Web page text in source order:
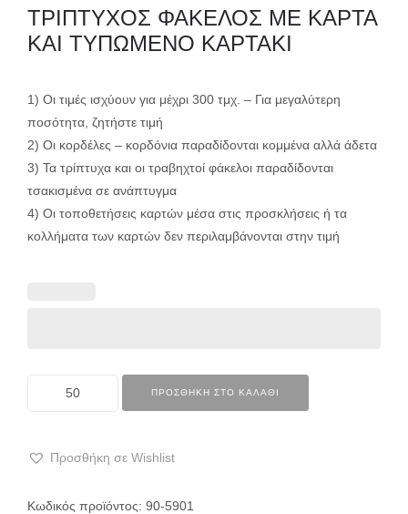
ΤΡΙΠΤΥΧΟΣ ΦΑΚΕΛΟΣ ΜΕ ΚΑΡΤΑ
ΚΑΙ ΤΥΠΩΜΕΝΟ ΚΑΡΤΑΚΙ
1) Οι τιμές ισχύουν για μέχρι 300 τμχ. – Για μεγαλύτερη
ποσότητα, ζητήστε τιμή
2) Οι κορδέλες – κορδόνια παραδίδονται κομμένα αλλά άδετα
3) Τα τρίπτυχα και οι τραβηχτοί φάκελοι παραδίδονται
τσακισμένα σε ανάπτυγμα
4) Οι τοποθετήσεις καρτών μέσα στις προσκλήσεις ή τα
κολλήματα των καρτών δεν περιλαμβάνονται στην τιμή
ΠΡΟΣΘΉΚΗ ΣΤΟ ΚΑΛΆΘΙ
Προσθήκη σε Wishlist
Κωδικός προϊόντος: 90-5901